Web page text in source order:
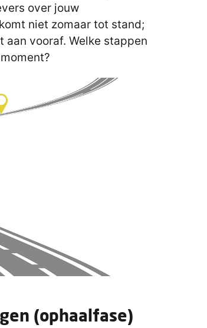
over jouw
niet zomaar tot stand;
vooraf. Welke stappen
(ophaalfase)